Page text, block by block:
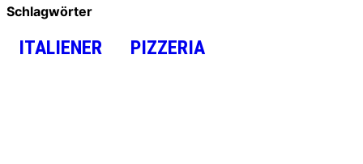
Schlagwörter
ITALIENER PIZZERIA